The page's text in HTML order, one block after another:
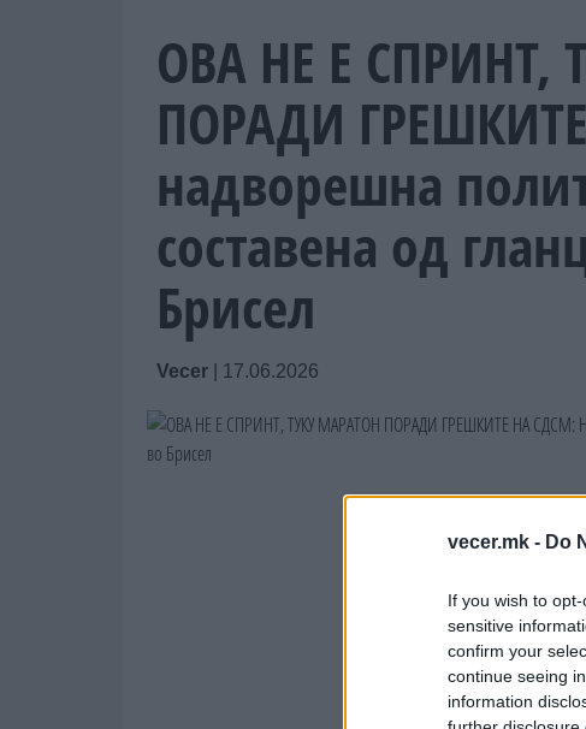
vecer.mk - Do
If you wish to
sensitive
confirm your
continue seeing
information
ОВА НЕ Е СПРИНТ,
ПОРАДИ
надворешна
составена од
Брисел
Vecer 17.06.2026